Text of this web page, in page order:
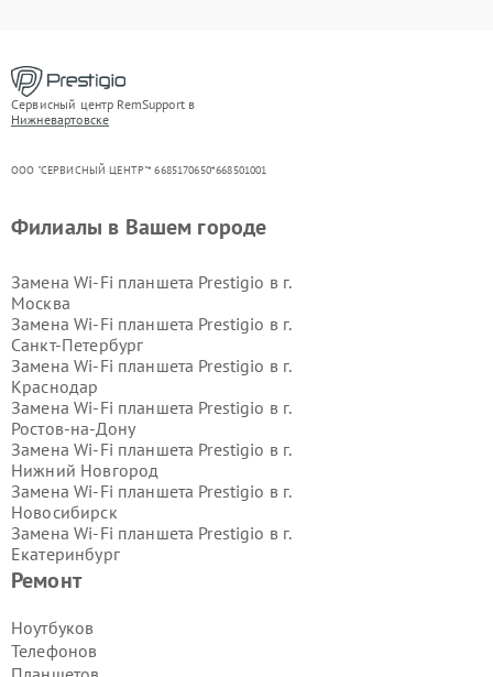
Сервисный центр RemSupport в
Нижневартовске
ООО "СЕРВИСНЫЙ ЦЕНТР"* 6685170650*668501001
Ремонт
Ноутбуков
Телефонов
Филиалы в Вашем городе
Замена Wi-Fi планшета Prestigio в г.
Москва
Замена Wi-Fi планшета Prestigio в г.
Санкт-Петербург
Замена Wi-Fi планшета Prestigio в г.
Краснодар
Замена Wi-Fi планшета Prestigio в г.
Ростов-на-Дону
Замена Wi-Fi планшета Prestigio в г.
Нижний Новгород
Замена Wi-Fi планшета Prestigio в г.
Новосибирск
Замена Wi-Fi планшета Prestigio в г.
Екатеринбург
Замена Wi-Fi планшета Prestigio в г.
Замена Wi-Fi планшета Prestigio в г.
Воронеж
Замена Wi-Fi планшета Prestigio в г.